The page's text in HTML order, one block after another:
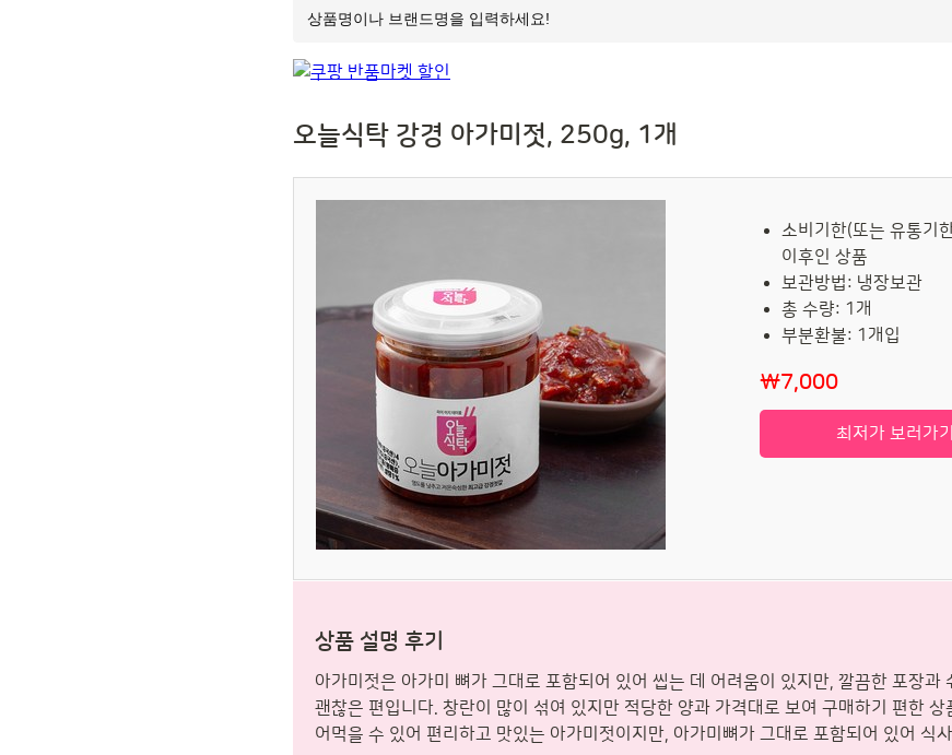
오늘식탁 강경 아가미젓, 250g, 1개
소비기한(또는 유통
이후인 상품
보관방법: 냉장보관
총 수량: 1개
부분환불: 1개입
₩7,000
최저가 보러가기
상품 설명 후기
아가미젓은 아가미 뼈가 그대로 포함되어 있어 씹는 데 어려움이 있지만, 깔끔한 포장과
괜찮은 편입니다. 창란이 많이 섞여 있지만 적당한 양과 가격대로 보여 구매하기 편한
어먹을 수 있어 편리하고 맛있는 아가미젓이지만, 아가미뼈가 그대로 포함되어 있어 식